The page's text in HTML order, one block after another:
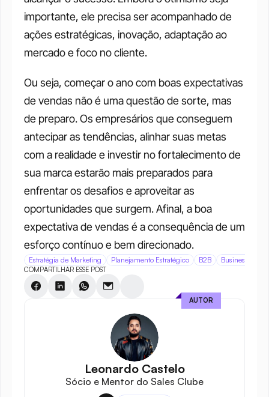
importante, ele precisa ser acompanhado de
ações estratégicas, inovação, adaptação ao
mercado e foco no cliente.
Ou seja, começar o ano com boas expectativas
de vendas não é uma questão de sorte, mas
de preparo. Os empresários que conseguem
antecipar as tendências, alinhar suas metas
com a realidade e investir no fortalecimento de
sua marca estarão mais preparados para
enfrentar os desafios e aproveitar as
oportunidades que surgem. Afinal, a boa
expectativa de vendas é a consequência de um
esforço contínuo e bem direcionado.
Estratégia de Marketing Planejamento Estratégico B2B Business-to-
COMPARTILHAR ESSE POST
Leonardo Castelo
Sócio e Mentor do Sales Clube
AUTOR